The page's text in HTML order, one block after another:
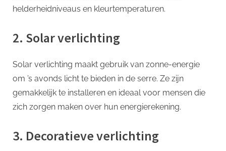
helderheidniveaus en kleurtemperaturen.
2. Solar verlichting
Solar verlichting maakt gebruik van zonne-energie
om ’s avonds licht te bieden in de serre. Ze zijn
gemakkelijk te installeren en ideaal voor mensen die
zich zorgen maken over hun energierekening.
3. Decoratieve verlichting